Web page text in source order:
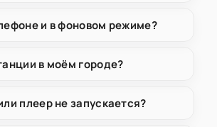
и в фоновом режиме?
в моём городе?
плеер не запускается?